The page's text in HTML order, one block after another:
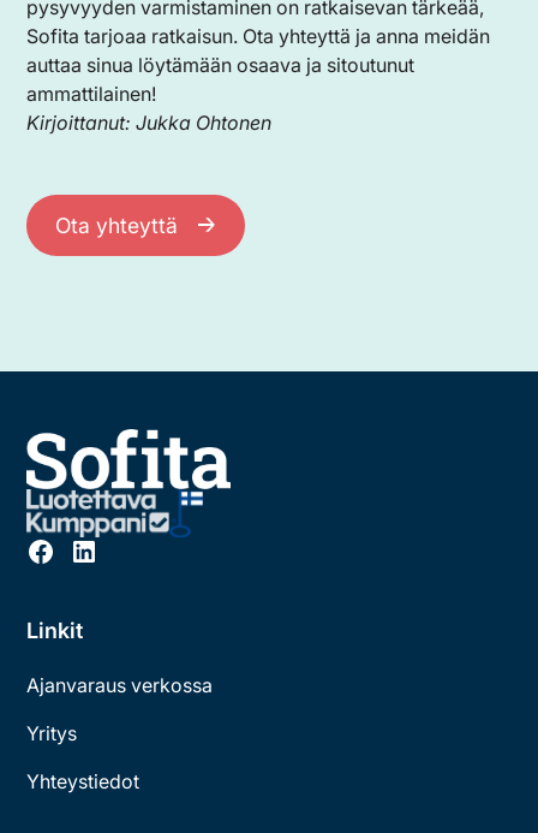
pysyvyyden varmistaminen on ratkaisevan tärkeää,
Sofita tarjoaa ratkaisun. Ota yhteyttä ja anna meidän
auttaa sinua löytämään osaava ja sitoutunut
ammattilainen!
Kirjoittanut: Jukka Ohtonen
Ota yhteyttä
Linkit
Ajanvaraus verkossa
Yritys
Yhteystiedot